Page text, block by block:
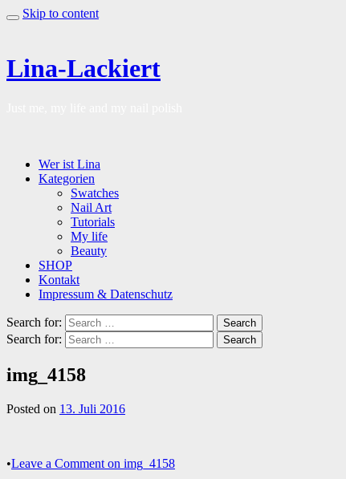
Skip to content
Lina-Lackiert
Wer ist Lina
Kategorien
Swatches
Nail Art
Tutorials
My life
Beauty
SHOP
Kontakt
Impressum & Datenschutz
Search for: Search
Search for: Search
img_4158
Posted on 13. Juli 2016
•Leave a Comment on img_4158